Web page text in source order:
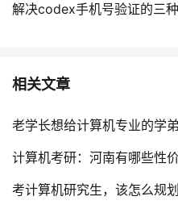
解决codex手机号验证的三
相关文章
老学长想给计算机专业的学
计算机考研：河南有哪些性
考计算机研究生，该怎么规划